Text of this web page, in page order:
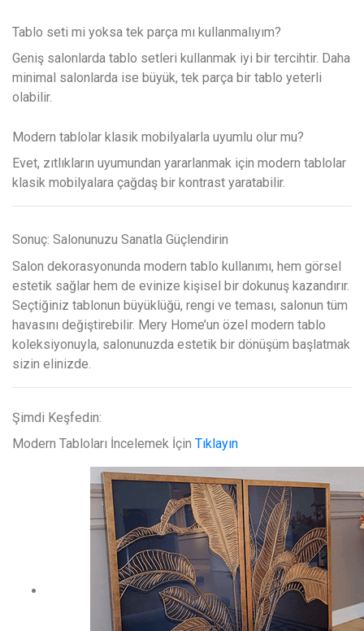
Tablo seti mi yoksa tek parça mı kullanmalıyım?
Geniş salonlarda tablo setleri kullanmak iyi bir tercihtir. Daha
minimal salonlarda ise büyük, tek parça bir tablo yeterli
olabilir.
Modern tablolar klasik mobilyalarla uyumlu olur mu?
Evet, zıtlıkların uyumundan yararlanmak için modern tablolar
klasik mobilyalara çağdaş bir kontrast yaratabilir.
Sonuç: Salonunuzu Sanatla Güçlendirin
Salon dekorasyonunda modern tablo kullanımı, hem görsel
estetik sağlar hem de evinize kişisel bir dokunuş kazandırır.
Seçtiğiniz tablonun büyüklüğü, rengi ve teması, salonun tüm
havasını değiştirebilir. Mery Home’un özel modern tablo
koleksiyonuyla, salonunuzda estetik bir dönüşüm başlatmak
sizin elinizde.
Şimdi Keşfedin:
Modern Tabloları İncelemek İçin Tıklayın